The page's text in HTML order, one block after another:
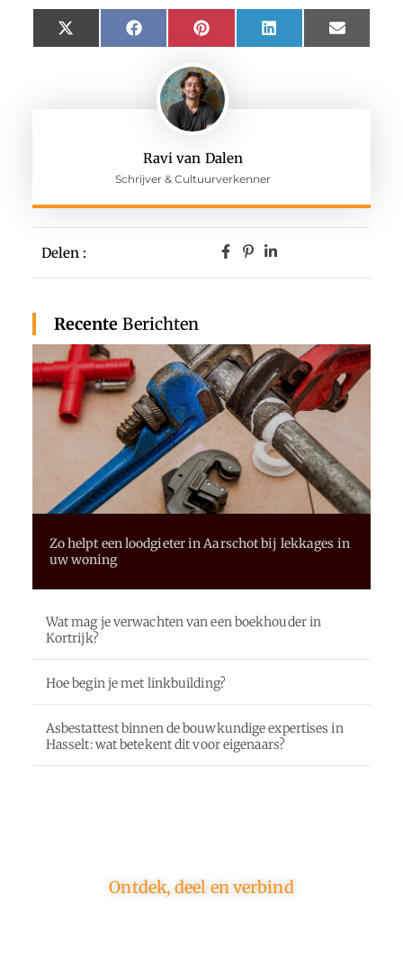
Ravi van Dalen
Schrijver & Cultuurverkenner
Delen :
Recente Berichten
Zo helpt een loodgieter in Aarschot bij lekkages in
uw woning
Wat mag je verwachten van een boekhouder in
Kortrijk?
Hoe begin je met linkbuilding?
Asbestattest binnen de bouwkundige expertises in
Hasselt: wat betekent dit voor eigenaars?
Ontdek, deel en verbind
X
(Twitter)
FacebookPinterest LinkedIn Email